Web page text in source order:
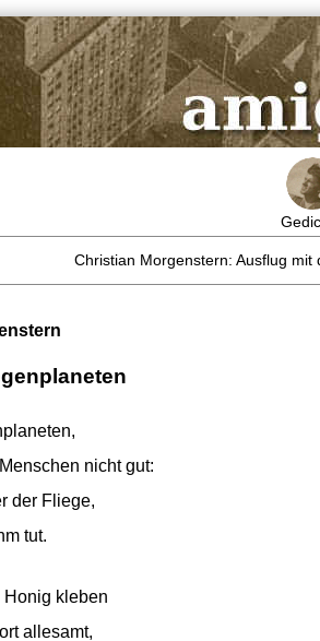
Christian Morgenstern: Ausflug mit
nicht gut:
der Fliege,
tut.
kleben
allesamt,